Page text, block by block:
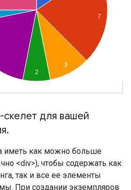
для вашей
.
иметь как можно больше
<div>), чтобы содержать как
так и все ее элементы
При создании экземпляров